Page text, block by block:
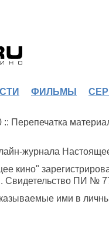
ФИЛЬМЫ
:: Перепечатка
журнала
кино"
Свидетельство ПИ №
ими в